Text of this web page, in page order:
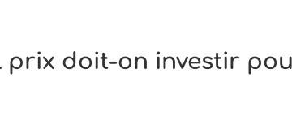
prix doit-on investir